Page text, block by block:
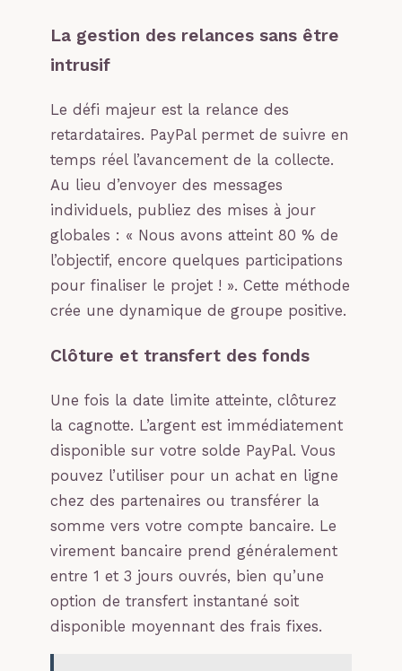
La gestion des relances sans être
intrusif
Le défi majeur est la relance des
retardataires. PayPal permet de suivre en
temps réel l’avancement de la collecte.
Au lieu d’envoyer des messages
individuels, publiez des mises à jour
globales : « Nous avons atteint 80 % de
l’objectif, encore quelques participations
pour finaliser le projet ! ». Cette méthode
crée une dynamique de groupe positive.
Clôture et transfert des fonds
Une fois la date limite atteinte, clôturez
la cagnotte. L’argent est immédiatement
disponible sur votre solde PayPal. Vous
pouvez l’utiliser pour un achat en ligne
chez des partenaires ou transférer la
somme vers votre compte bancaire. Le
virement bancaire prend généralement
entre 1 et 3 jours ouvrés, bien qu’une
option de transfert instantané soit
disponible moyennant des frais fixes.